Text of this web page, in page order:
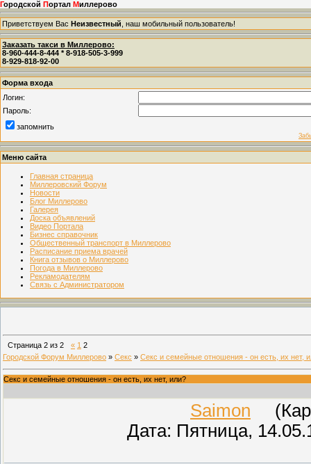
Городской Портал Миллерово
Приветствуем Вас Неизвестный , наш мобильный пользователь!
Заказать такси в Миллерово:
8-960-444-8-444 * 8-918-505-3-999
8-929-818-92-00
Форма входа
Логин:
Пароль:
запомнить
Меню сайта
Главная страница
Миллеровский Форум
Новости
Блог Миллерово
Галерея
Доска объявлений
Видео Портала
Бизнес справочник
Общественный транспорт в Миллерово
Расписание приема врачей
Книга отзывов о Миллерово
Погода в Миллерово
Рекламодателям
Связь с Администратором
Страница 2 из 2 « 1 2
Городской Форум Миллерово » Секс » Секс и семейные отношения - он есть, их нет,
Секс и семейные отношения - он есть, их нет, или?
Saimon
Дата: Пятница,